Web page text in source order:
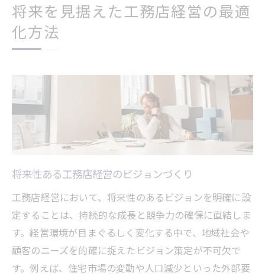
将来を見据えた工務店経営の最適
化方法
将来性ある工務店経営のビジョンづくり
工務店経営において、将来性のあるビジョンを明確に設
定することは、持続的な成長と競争力の確保に直結しま
す。経営環境が目まぐるしく変化する中で、地域社会や
顧客のニーズを的確に捉えたビジョン策定が不可欠で
す。例えば、住宅市場の変動や人口減少といった外部要